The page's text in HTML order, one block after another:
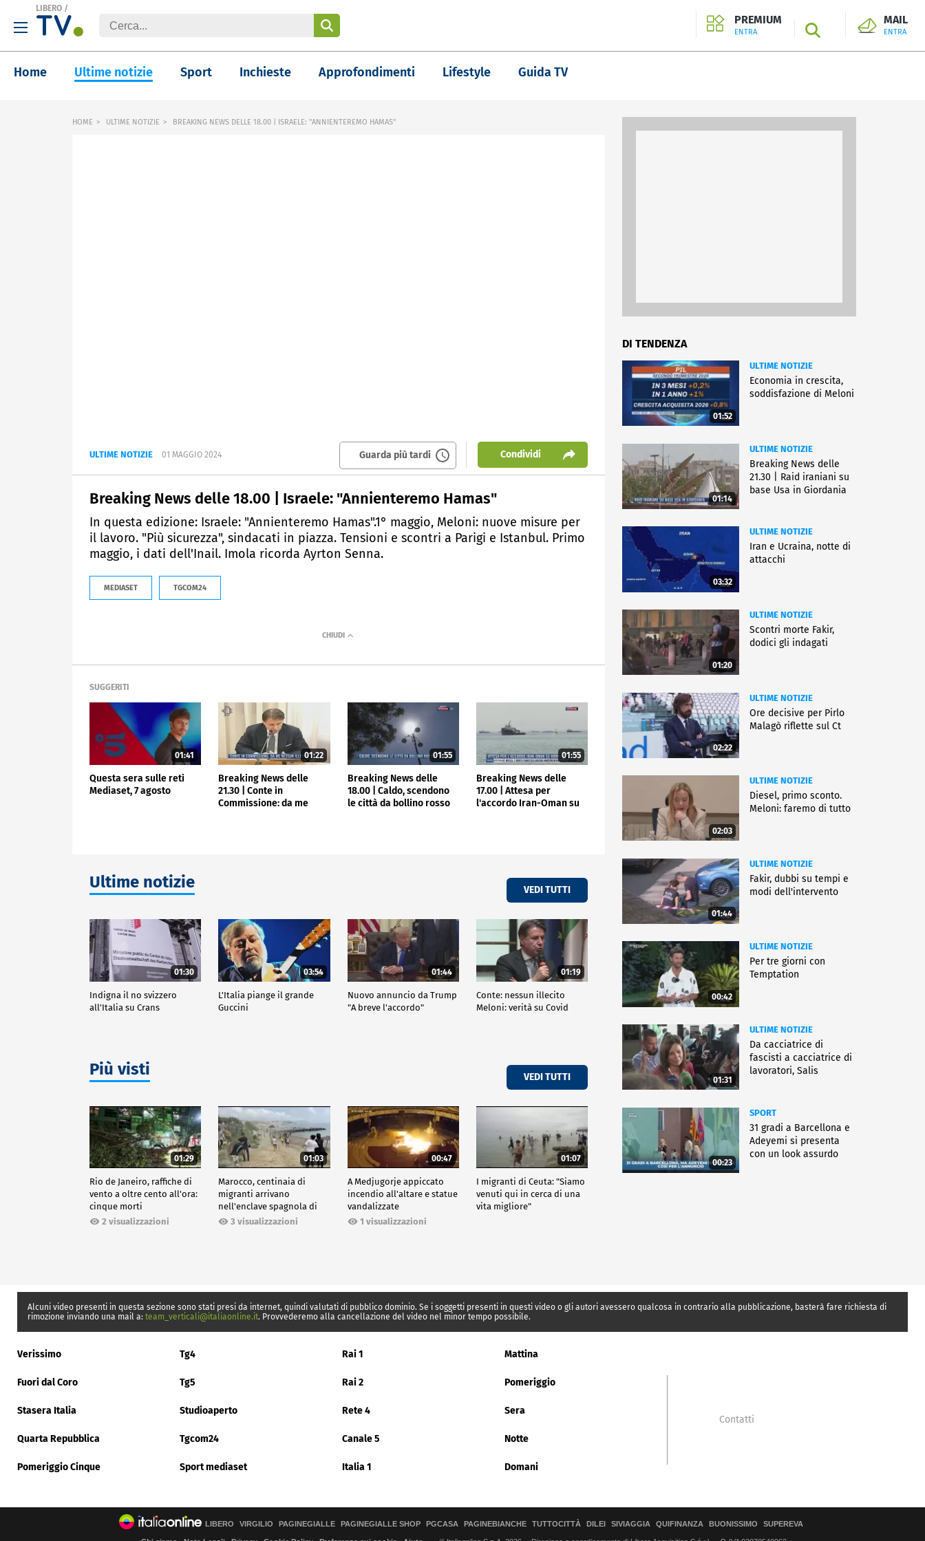
LIBERO /
PREMIUM
ENTRA SEARCH
MAIL
ENTRA
Home Ultime notizie Sport Inchieste Approfondimenti Lifestyle Guida TV
HOME ULTIME NOTIZIE BREAKING NEWS DELLE 18.00 | ISRAELE: "ANNIENTEREMO HAMAS"
ULTIME NOTIZIE 01 MAGGIO 2024 Guarda più tardi Condividi
Breaking News delle 18.00 | Israele: "Annienteremo Hamas"
In questa edizione: Israele: "Annienteremo Hamas".1° maggio, Meloni: nuove misure per
il lavoro. "Più sicurezza", sindacati in piazza. Tensioni e scontri a Parigi e Istanbul. Primo
maggio, i dati dell'Inail. Imola ricorda Ayrton Senna.
MEDIASET TGCOM24
SUGGERITI
01:41
Questa sera sulle reti
Mediaset, 7 agosto
01:22
Breaking News delle
21.30 | Conte in
Commissione: da me
01:55
Breaking News delle
18.00 | Caldo, scendono
le città da bollino rosso
01:55
Breaking News delle
17.00 | Attesa per
l'accordo Iran-Oman su
Ultime notizie VEDI TUTTI
01:30
Indigna il no svizzero
all'Italia su Crans
03:54
L'Italia piange il grande
Guccini
01:44
Nuovo annuncio da Trump
"A breve l'accordo"
01:19
Conte: nessun illecito
Meloni: verità su Covid
Più visti VEDI TUTTI
01:29
Rio de Janeiro, raffiche di
vento a oltre cento all'ora:
cinque morti
2 visualizzazioni
01:03
Marocco, centinaia di
migranti arrivano
nell'enclave spagnola di
Ceuta3 visualizzazioni
00:47
A Medjugorje appiccato
incendio all'altare e statue
vandalizzate
1 visualizzazioni
01:07
I migranti di Ceuta: "Siamo
venuti qui in cerca di una
vita migliore"
DI TENDENZA
01:52
ULTIME NOTIZIE
Economia in crescita,
soddisfazione di Meloni
01:14
ULTIME NOTIZIE
Breaking News delle
21.30 | Raid iraniani su
base Usa in Giordania
03:32
ULTIME NOTIZIE
Iran e Ucraina, notte di
attacchi
01:20
ULTIME NOTIZIE
Scontri morte Fakir,
dodici gli indagati
02:22
ULTIME NOTIZIE
Ore decisive per Pirlo
Malagò riflette sul Ct
02:03
ULTIME NOTIZIE
Diesel, primo sconto.
Meloni: faremo di tutto
01:44
ULTIME NOTIZIE
Fakir, dubbi su tempi e
modi dell'intervento
00:42
ULTIME NOTIZIE
Per tre giorni con
Temptation
01:31
ULTIME NOTIZIE
Da cacciatrice di
fascisti a cacciatrice di
lavoratori, Salis
00:23
SPORT
31 gradi a Barcellona e
Adeyemi si presenta
con un look assurdo
Alcuni video presenti in questa sezione sono stati presi da internet, quindi valutati di pubblico dominio. Se i soggetti presenti in questi video o gli autori avessero qualcosa in contrario alla pubblicazione, basterà fare richiesta di
rimozione inviando una mail a: team_verticali@italiaonline.it. Provvederemo alla cancellazione del video nel minor tempo possibile.
Verissimo Tg4 Rai 1 Mattina
Fuori dal Coro Tg5 Rai 2 Pomeriggio
Stasera Italia Studioaperto Rete 4 Sera
Quarta Repubblica Tgcom24 Canale 5 Notte
Pomeriggio Cinque Sport mediaset Italia 1 Domani
Contatti
LIBERO VIRGILIO PAGINEGIALLE PAGINEGIALLE SHOP PGCASA PAGINEBIANCHE TUTTOCITTÀ DILEI SIVIAGGIA QUIFINANZA BUONISSIMO SUPEREVA